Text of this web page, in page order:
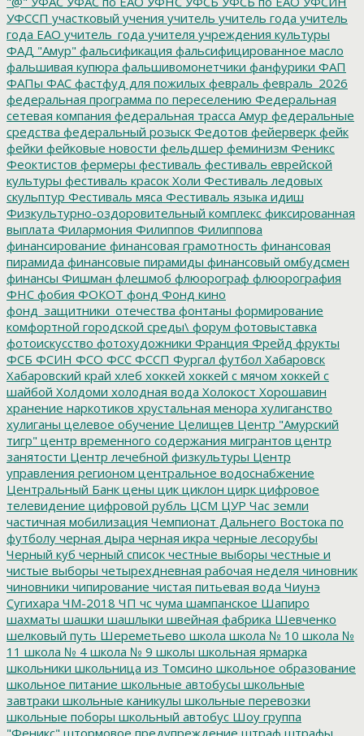
УФССП участковый учения учитель учитель года учитель
года ЕАО учитель_года учителя учреждения культуры
ФАД "Амур" фальсификация фальсифицированное масло
фальшивая купюра фальшивомонетчики фанфурики ФАП
ФАПы ФАС фастфуд для пожилых февраль февраль_2026
федеральная программа по переселению Федеральная
сетевая компания федеральная трасса Амур федеральные
средства федеральный розыск Федотов фейерверк фейк
фейки фейковые новости фельдшер феминизм Феникс
Феоктистов фермеры фестиваль фестиваль еврейской
культуры фестиваль красок Холи Фестиваль ледовых
скульптур Фестиваль мяса Фестиваль языка идиш
Физкультурно-оздоровительный комплекс фиксированная
выплата Филармония Филиппов Филиппова
финансирование финансовая грамотность финансовая
пирамида финансовые пирамиды финансовый омбудсмен
финансы Фишман флешмоб флюорограф флюорография
ФНС фобия ФОКОТ фонд Фонд кино
фонд_защитники_отечества фонтаны формирование
комфортной городской среды\ форум фотовыставка
фотоискусство фотохудожники Франция Фрейд фрукты
ФСБ ФСИН ФСО ФСС ФССП Фургал футбол Хабаровск
Хабаровский край хлеб хоккей хоккей с мячом хоккей с
шайбой Холдоми холодная вода Холокост Хорошавин
хранение наркотиков хрустальная менора хулиганство
хулиганы целевое обучение Целищев Центр "Амурский
тигр" центр временного содержания мигрантов центр
занятости Центр лечебной физкультуры Центр
управления регионом центральное водоснабжение
Центральный Банк цены цик циклон цирк цифровое
телевидение цифровой рубль ЦСМ ЦУР Час земли
частичная мобилизация Чемпионат Дальнего Востока по
футболу черная дыра черная икра черные лесорубы
Черный куб черный список честные выборы честные и
чистые выборы четырехдневная рабочая неделя чиновник
чиновники чипирование чистая питьевая вода Чиунэ
Сугихара ЧМ-2018 ЧП чс чума шампанское Шапиро
шахматы шашки шашлыки швейная фабрика Шевченко
шелковый путь Шереметьево школа школа № 10 школа №
11 школа № 4 школа № 9 школы школьная ярмарка
школьники школьница из Томсино школьное образование
школьное питание школьные автобусы школьные
завтраки школьные каникулы школьные перевозки
школьные поборы школьный автобус Шоу группа
"Феникс" штормовое предупреждение штраф штрафы